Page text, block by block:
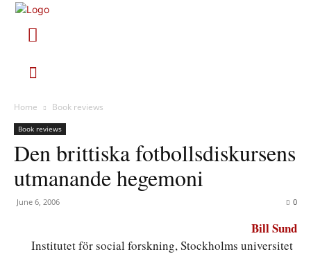
Home Book reviews
Book reviews
Den brittiska fotbollsdiskursens
utmanande hegemoni
June 6, 2006 0
Bill Sund
Institutet för social forskning, Stockholms universitet